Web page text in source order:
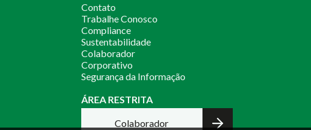
Contato
Trabalhe Conosco
Compliance
Sustentabilidade
Colaborador
Corporativo
Segurança da Informação
ÁREA RESTRITA
Colaborador